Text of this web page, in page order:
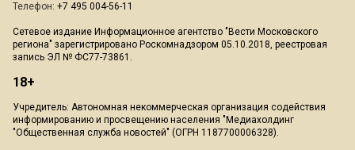
Телефон: +7 495 004-56-11
Сетевое издание Информационное агентство "Вести Московского
региона" зарегистрировано Роскомнадзором 05.10.2018, реестровая
запись ЭЛ № ФС77-73861.
18+
Учредитель: Автономная некоммерческая организация содействия
информированию и просвещению населения "Медиахолдинг
"Общественная служба новостей" (ОГРН 1187700006328).